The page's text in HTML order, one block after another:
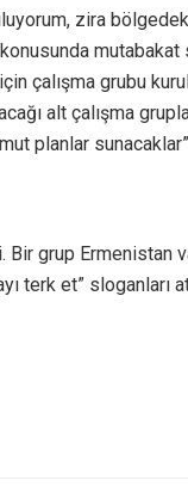
zira
mutabakat
çalışma grubu
alt çalışma
planlar
grup Ermenistan
terk et” sloganları